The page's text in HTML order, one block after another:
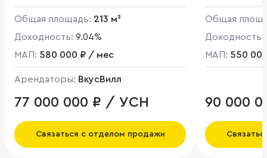
Общая площадь: 213 м²
Доходность: 9.04%
МАП: 580 000 ₽ / мес
Арендаторы: ВкусВилл
77 000 000 ₽ / УСН
Связаться с отделом продажи
Общая
Доходность:
МАП: 550
90 000